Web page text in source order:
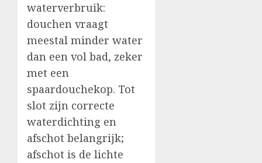
waterverbruik:
douchen vraagt
meestal minder water
dan een vol bad, zeker
met een
spaardouchekop. Tot
slot zijn correcte
waterdichting en
afschot belangrijk;
afschot is de lichte